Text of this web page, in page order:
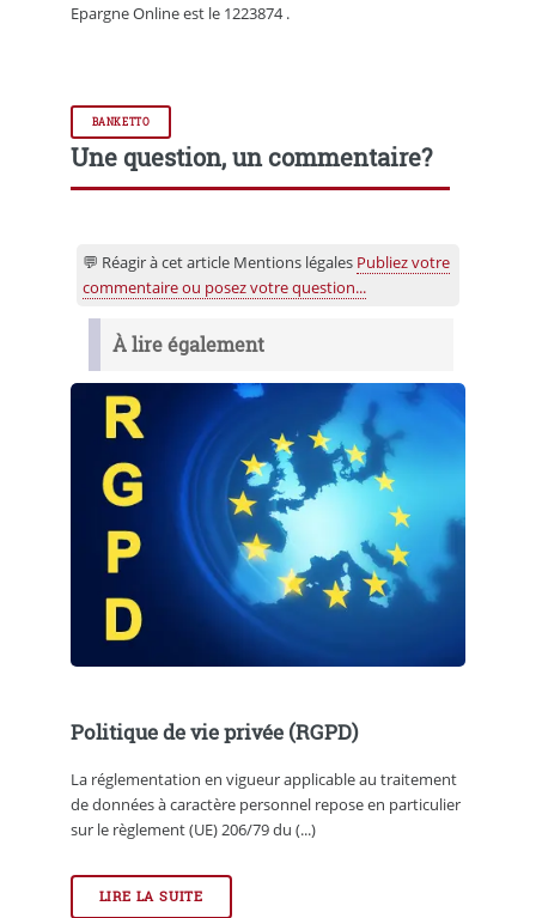
Epargne Online est le 1223874 .
BANKETTO
Une question, un commentaire?
💬 Réagir à cet article Mentions légales Publiez votre
commentaire ou posez votre question...
À lire également
Politique de vie privée (RGPD)
La réglementation en vigueur applicable au traitement
de données à caractère personnel repose en particulier
sur le règlement (UE) 206/79 du (...)
LIRE LA SUITE